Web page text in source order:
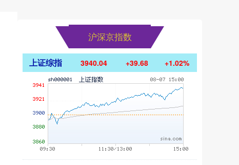
沪深京指数
上证综指 3940.04 +39.68 +1.02%